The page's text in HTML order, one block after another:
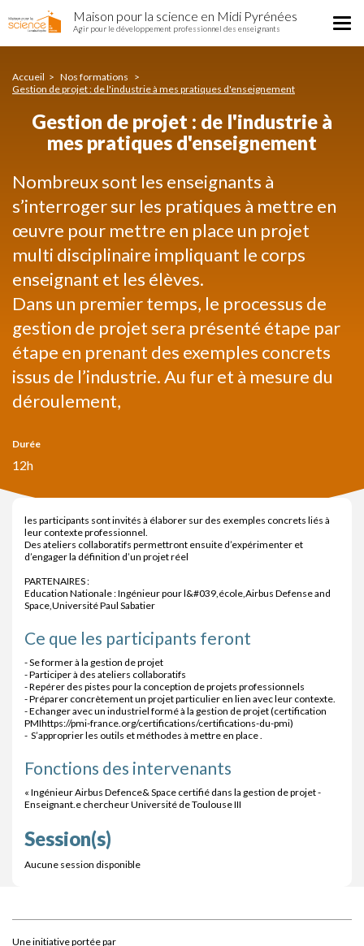
de
l'industrie
pratiques
d'enseignement
au
Maison pour la science en Midi Pyrénées
Agir pour le développement professionnel des enseignants
Accueil
Nos formations
Gestion de projet : de l'industrie à mes pratiques d'enseignement
Gestion de projet : de l'industrie à
mes pratiques d'enseignement
Nombreux sont les enseignants à
s’interroger sur les pratiques à mettre en
œuvre pour mettre en place un projet
multi disciplinaire impliquant le corps
enseignant et les élèves.
Dans un premier temps, le processus de
gestion de projet sera présenté étape par
étape en prenant des exemples concrets
issus de l’industrie. Au fur et à mesure du
déroulement,
Durée
12h
les participants sont invités à élaborer sur des exemples concrets liés à
leur contexte professionnel.
Des ateliers collaboratifs permettront ensuite d’expérimenter et
d’engager la définition d’un projet réel
PARTENAIRES :
Education Nationale : Ingénieur pour l&#039,école,Airbus Defense and
Space,Université Paul Sabatier
Ce que les participants feront
- Se former à la gestion de projet
- Participer à des ateliers collaboratifs
- Repérer des pistes pour la conception de projets professionnels
- Préparer concrètement un projet particulier en lien avec leur contexte.
- Echanger avec un industriel formé à la gestion de projet (certification
PMIhttps://pmi-france.org/certifications/certifications-du-pmi)
- S’approprier les outils et méthodes à mettre en place .
Fonctions des intervenants
« Ingénieur Airbus Defence& Space certifié dans la gestion de projet -
Enseignant.e chercheur Université de Toulouse III
Session(s)
Aucune session disponible
Une initiative portée par